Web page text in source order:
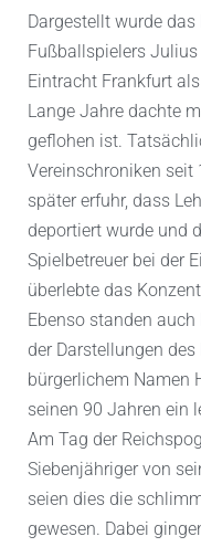
Dargestellt wurde
Fußballspielers
Eintracht Frankfurt
Lange Jahre dachte
geflohen ist.
Vereinschroniken
später erfuhr, dass
deportiert wurde und
Spielbetreuer bei der
überlebte das
Ebenso standen
der Darstellungen des
bürgerlichem Namen
seinen 90 Jahren ein
Am Tag der
Siebenjähriger von
seien dies die
gewesen. Dabei